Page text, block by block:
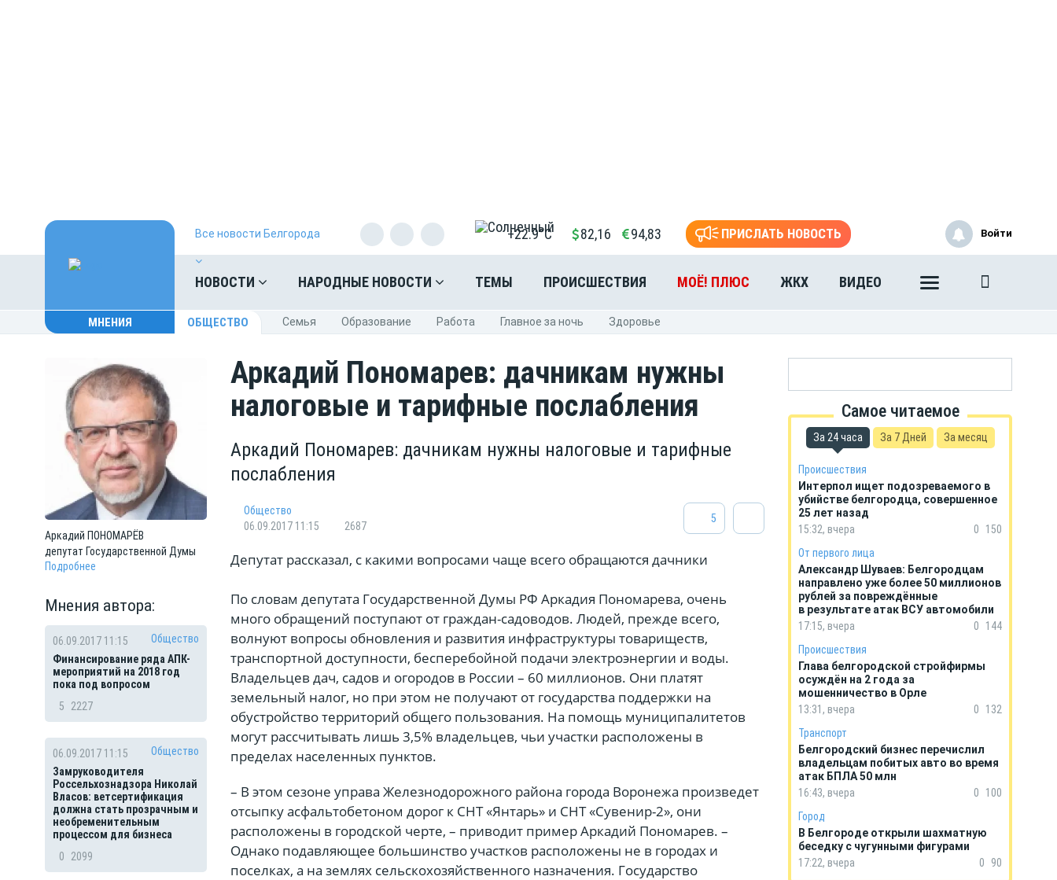
Все новости Белгорода +22.9°C 82,16 94,83 ПРИСЛАТЬ НОВОСТЬ
НОВОСТИ НАРОДНЫЕ НОВОСТИ ТЕМЫ ПРОИСШЕСТВИЯ МОЁ! ПЛЮС ЖКХ ВИДЕО
Войти
МНЕНИЯ ОБЩЕСТВО Cемья Oбразование Pабота Главное за ночь Здоровье
Аркадий ПОНОМАРЁВ
депутат Государственной Думы
Подробнее
Мнения автора:
06.09.2017 11:15
Общество
Финансирование ряда АПК-
мероприятий на 2018 год
пока под вопросом
5
2227
06.09.2017 11:15
Общество
Замруководителя
Россельхознадзора Николай
Власов: ветсертификация
должна стать прозрачным и
необременительным
процессом для бизнеса
0
2099
Аркадий Пономарев: дачникам нужны
налоговые и тарифные послабления
Аркадий Пономарев: дачникам нужны налоговые и тарифные
послабления
Общество
06.09.2017 11:15
2687
5
Депутат рассказал, с какими вопросами чаще всего обращаются дачники
По словам депутата Государственной Думы РФ Аркадия Пономарева, очень
много обращений поступают от граждан-садоводов. Людей, прежде всего,
волнуют вопросы обновления и развития инфраструктуры товариществ,
транспортной доступности, бесперебойной подачи электроэнергии и воды.
Владельцев дач, садов и огородов в России – 60 миллионов. Они платят
земельный налог, но при этом не получают от государства поддержки на
обустройство территорий общего пользования. На помощь муниципалитетов
могут рассчитывать лишь 3,5% владельцев, чьи участки расположены в
пределах населенных пунктов.
– В этом сезоне управа Железнодорожного района города Воронежа произведет
отсыпку асфальтобетоном дорог к СНТ «Янтарь» и СНТ «Сувенир-2», они
расположены в городской черте, – приводит пример Аркадий Пономарев. –
Однако подавляющее большинство участков расположены не в городах и
поселках, а на землях сельскохозяйственного назначения. Государство
Самое читаемое
За 24 часа За 7 Дней За месяц
Происшествия
Интерпол ищет подозреваемого в
убийстве белгородца, совершенное
25 лет назад
15:32, вчера
0
150
От первого лица
Александр Шуваев: Белгородцам
направлено уже более 50 миллионов
рублей за повреждённые
в результате атак ВСУ автомобили
17:15, вчера
0
144
Происшествия
Глава белгородской стройфирмы
осуждён на 2 года за
мошенничество в Орле
13:31, вчера
0
132
Транспорт
Белгородский бизнес перечислил
владельцам побитых авто во время
атак БПЛА 50 млн
16:43, вчера
0
100
Город
В Белгороде открыли шахматную
беседку с чугунными фигурами
17:22, вчера
0 90